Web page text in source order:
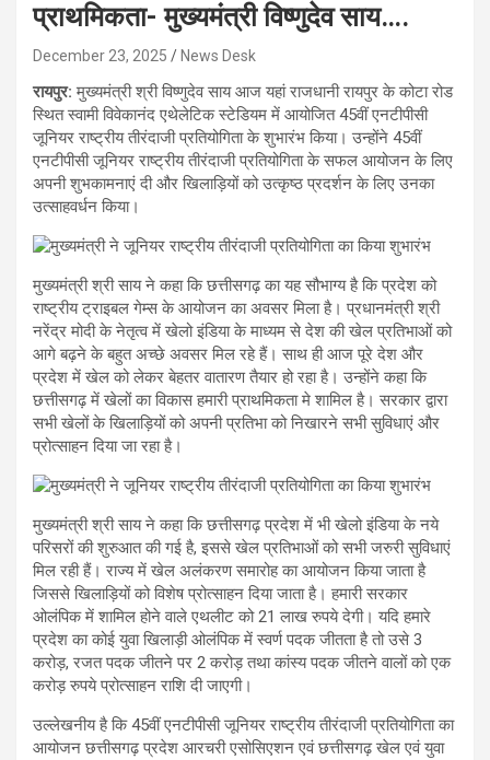
प्राथमिकता- मुख्यमंत्री विष्णुदेव साय….
December 23, 2025 News Desk
रायपुर:मुख्यमंत्री श्री विष्णुदेव साय आज यहां राजधानी रायपुर के कोटा रोड
स्थित स्वामी विवेकानंद एथेलेटिक स्टेडियम में आयोजित 45वीं एनटीपीसी
जूनियर राष्ट्रीय तीरंदाजी प्रतियोगिता के शुभारंभ किया। उन्होंने 45वीं
एनटीपीसी जूनियर राष्ट्रीय तीरंदाजी प्रतियोगिता के सफल आयोजन के लिए
अपनी शुभकामनाएं दी और खिलाड़ियों को उत्कृष्ठ प्रदर्शन के लिए उनका
उत्साहवर्धन किया।
मुख्यमंत्री श्री साय ने कहा कि छत्तीसगढ़ का यह सौभाग्य है कि प्रदेश को
राष्ट्रीय ट्राइबल गेम्स के आयोजन का अवसर मिला है। प्रधानमंत्री श्री
नरेंद्र मोदी के नेतृत्व में खेलो इंडिया के माध्यम से देश की खेल प्रतिभाओं को
आगे बढ़ने के बहुत अच्छे अवसर मिल रहे हैं। साथ ही आज पूरे देश और
प्रदेश में खेल को लेकर बेहतर वातारण तैयार हो रहा है। उन्होंने कहा कि
छत्तीसगढ़ में खेलों का विकास हमारी प्राथमिकता मे शामिल है। सरकार द्वारा
सभी खेलों के खिलाड़ियों को अपनी प्रतिभा को निखारने सभी सुविधाएं और
प्रोत्साहन दिया जा रहा है।
मुख्यमंत्री श्री साय ने कहा कि छत्तीसगढ़ प्रदेश में भी खेलो इंडिया के नये
परिसरों की शुरुआत की गई है, इससे खेल प्रतिभाओं को सभी जरुरी सुविधाएं
मिल रही हैं। राज्य में खेल अलंकरण समारोह का आयोजन किया जाता है
जिससे खिलाड़ियों को विशेष प्रोत्साहन दिया जाता है। हमारी सरकार
ओलंपिक में शामिल होने वाले एथलीट को 21 लाख रुपये देगी। यदि हमारे
प्रदेश का कोई युवा खिलाड़ी ओलंपिक में स्वर्ण पदक जीतता है तो उसे 3
करोड़, रजत पदक जीतने पर 2 करोड़ तथा कांस्य पदक जीतने वालों को एक
करोड़ रुपये प्रोत्साहन राशि दी जाएगी।
उल्लेखनीय है कि 45वीं एनटीपीसी जूनियर राष्ट्रीय तीरंदाजी प्रतियोगिता का
आयोजन छत्तीसगढ़ प्रदेश आरचरी एसोसिएशन एवं छत्तीसगढ़ खेल एवं युवा